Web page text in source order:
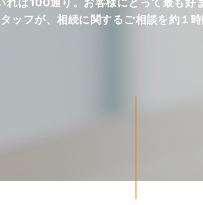
ッフが、相続に関するご相談を約１